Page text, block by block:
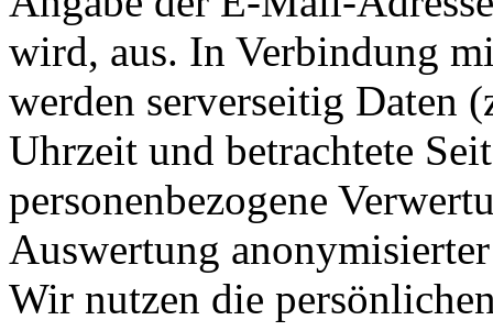
wird, aus. In Verbindung
werden serverseitig Daten
Uhrzeit und betrachtete
personenbezogene
Auswertung
Wir nutzen die